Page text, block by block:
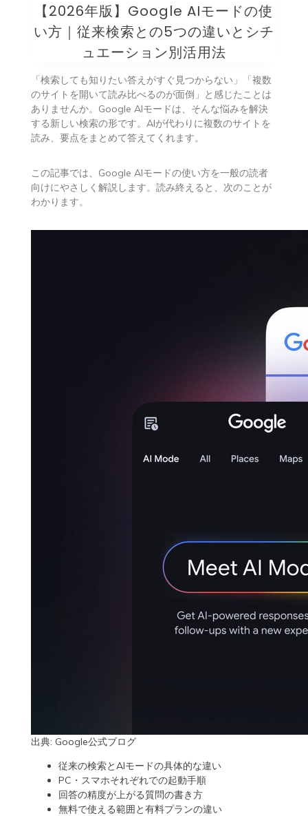
【2026年版】Google AIモードの使
い方｜従来検索との5つの違いとシチ
ュエーション別活用法
「検索しても知りたい答えがすぐ見つからない」「複数
のサイトを開いて読み比べるのが面倒」と感じたことは
ありませんか。Google AIモードは、そんな悩みを解決
する新しい検索の形です。AIが代わりに複数のサイトを
読み、要点をまとめて答えてくれます。
この記事では、Google AIモードの使い方を一般の読者
向けにやさしく解説します。読み終えると、次のことが
わかります。
出典: Google公式ブログ
従来の検索とAIモードの具体的な違い
PC・スマホそれぞれでの起動手順
回答の精度が上がる質問の書き方
無料で使える範囲と有料プランの違い